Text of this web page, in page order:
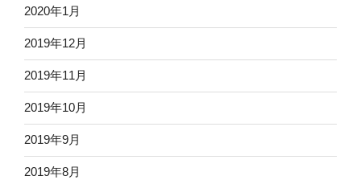
2020年1月
2019年12月
2019年11月
2019年10月
2019年9月
2019年8月